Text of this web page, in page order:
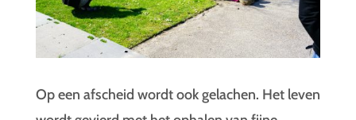
Op een afscheid wordt ook gelachen. Het leven